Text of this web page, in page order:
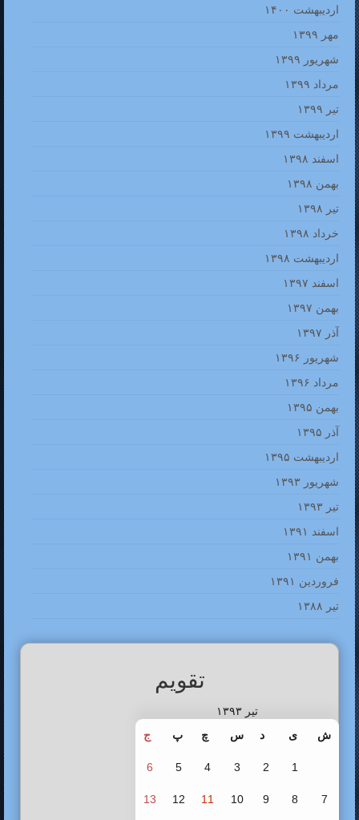
اردیبهشت ۱۴۰۰
مهر ۱۳۹۹
شهریور ۱۳۹۹
مرداد ۱۳۹۹
تیر ۱۳۹۹
اردیبهشت ۱۳۹۹
اسفند ۱۳۹۸
بهمن ۱۳۹۸
تیر ۱۳۹۸
خرداد ۱۳۹۸
اردیبهشت ۱۳۹۸
اسفند ۱۳۹۷
بهمن ۱۳۹۷
آذر ۱۳۹۷
شهریور ۱۳۹۶
مرداد ۱۳۹۶
بهمن ۱۳۹۵
آذر ۱۳۹۵
اردیبهشت ۱۳۹۵
شهریور ۱۳۹۳
تیر ۱۳۹۳
اسفند ۱۳۹۱
بهمن ۱۳۹۱
فروردین ۱۳۹۱
تیر ۱۳۸۸
تقویم
تیر ۱۳۹۳
ش
ی د س چ پ ج
1
2
3
4
5
6
7
8
9
10
11
12
13